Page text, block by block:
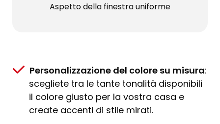
Aspetto della finestra uniforme
Personalizzazione del colore su misura:
scegliete tra le tante tonalità disponibili
il colore giusto per la vostra casa e
create accenti di stile mirati.